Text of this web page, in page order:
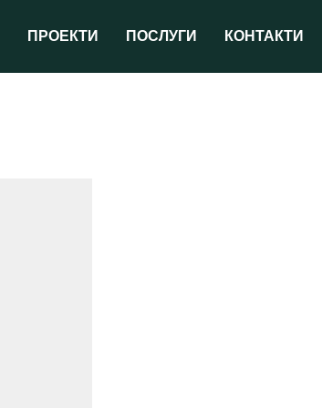
ПРОЕКТИ ПОСЛУГИ КОНТАКТИ